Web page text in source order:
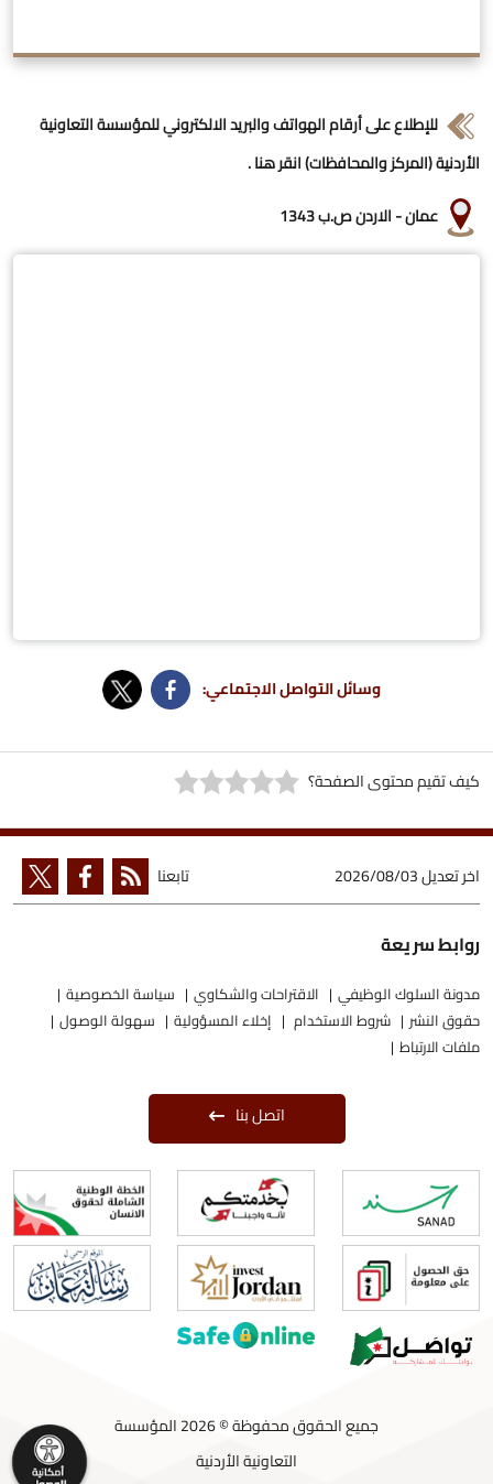
للإطلاع على أرقام الهواتف والبريد الالكتروني للمؤسسة التعاونية
الأردنية (المركز والمحافظات)انقر هنا.
عمان - الاردن ص.ب 1343
وسائل التواصل الاجتماعي:
كيف تقيم محتوى الصفحة؟
اخر تعديل2026/08/03 تابعنا
روابط سريعة
مدونة السلوك الوظيفي الاقتراحات والشكاوي
سياسة الخصوصية
حقوق النشر
شروط الاستخدام إخلاء المسؤولية
سهولة الوصول
ملفات الارتباط
اتصل بنا
جميع الحقوق محفوظة © 2026 المؤسسة
التعاونية الأردنية